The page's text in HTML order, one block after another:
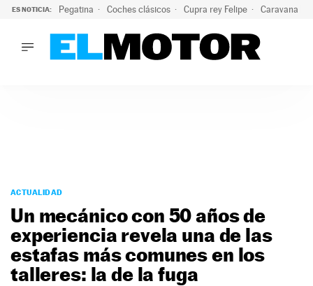
ES NOTICIA: Pegatina Coches clásicos Cupra rey Felipe Caravana
PODCAST
MOTOS
TECNOLOGÍA
SUPERCOCHES
MOTORTV
ACTUALIDAD
Un mecánico con 50 años de
experiencia revela una de las
estafas más comunes en los
talleres: la de la fuga